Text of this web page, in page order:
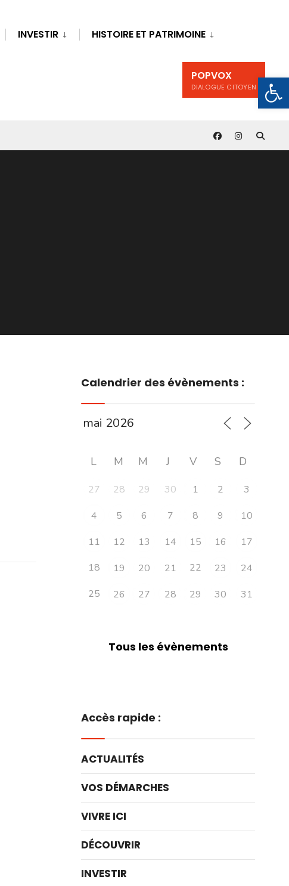
INVESTIR HISTOIRE ET PATRIMOINE
POPVOX
DIALOGUE CITOYEN
Calendrier des évènements :
L M M J V S D
27 28 29 30 1 2
3
4
5 6 7 8 9
10
11
12 13 14 15 16
17
18
19 20 21 22 23
24
25
26 27 28 29 30 31
Tous les évènements
Accès rapide :
ACTUALITÉS
VOS DÉMARCHES
VIVRE ICI
DÉCOUVRIR
INVESTIR